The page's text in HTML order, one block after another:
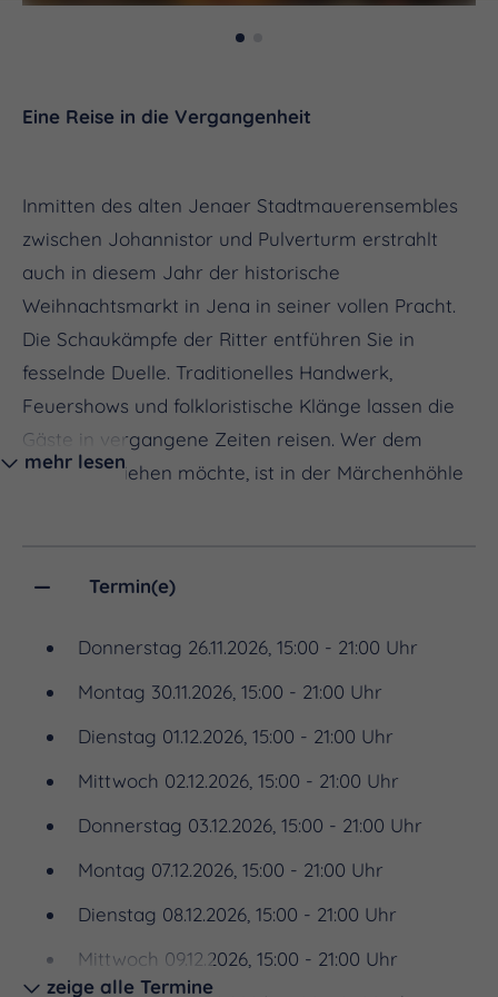
Eine Reise in die Vergangenheit
Inmitten des alten Jenaer Stadtmauerensembles
zwischen Johannistor und Pulverturm erstrahlt
auch in diesem Jahr der historische
Weihnachtsmarkt in Jena in seiner vollen Pracht.
Die Schaukämpfe der Ritter entführen Sie in
fesselnde Duelle. Traditionelles Handwerk,
Feuershows und folkloristische Klänge lassen die
Gäste in vergangene Zeiten reisen. Wer dem
Trubel entfliehen möchte, ist in der Märchenhöhle
vom
26.11. bis zum 13.12.2025täglichmontags bis
samstags und sonntags von 11 bis 21 Uhr
Pforten.
Zeitreise zu erleben und den Zauber vergangener
Epochen auf dem historischen Weihnachtsmarkt in
Jena zu genießen.
Der Programmrückblick von 2025ist in einer
mehr lesen
Termin(e)
Donnerstag 26.11.2026, 15:00 - 21:00 Uhr
Montag 30.11.2026, 15:00 - 21:00 Uhr
Dienstag 01.12.2026, 15:00 - 21:00 Uhr
Mittwoch 02.12.2026, 15:00 - 21:00 Uhr
Donnerstag 03.12.2026, 15:00 - 21:00 Uhr
Montag 07.12.2026, 15:00 - 21:00 Uhr
Dienstag 08.12.2026, 15:00 - 21:00 Uhr
Mittwoch 09.12.2026, 15:00 - 21:00 Uhr
zeige alle Termine